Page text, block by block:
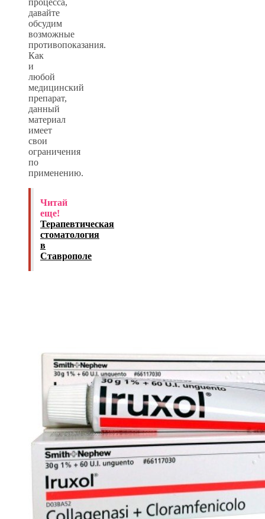
давайте
обсудим
возможные
противопоказания.
Как
и
любой
медицинский
препарат,
данный
материал
имеет
свои
ограничения
по
применению.
Читай
еще!
Терапевтическая
стоматология
в
Ставрополе